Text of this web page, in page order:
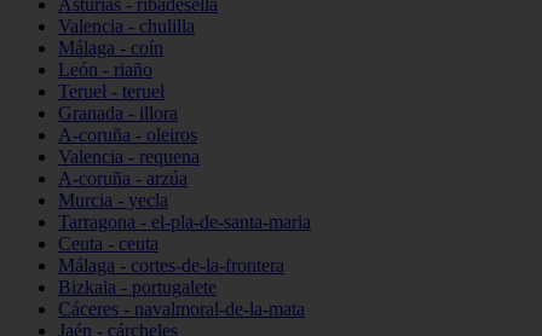
Asturias - ribadesella
Valencia - chulilla
Málaga - coín
León - riaño
Teruel - teruel
Granada - illora
A-coruña - oleiros
Valencia - requena
A-coruña - arzúa
Murcia - yecla
Tarragona - el-pla-de-santa-maria
Ceuta - ceuta
Málaga - cortes-de-la-frontera
Bizkaia - portugalete
Cáceres - navalmoral-de-la-mata
Jaén - cárcheles